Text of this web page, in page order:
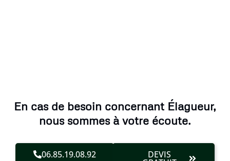
En cas de besoin concernant Élagueur,
nous sommes à votre écoute.
06.85.19.08.92 DEVIS